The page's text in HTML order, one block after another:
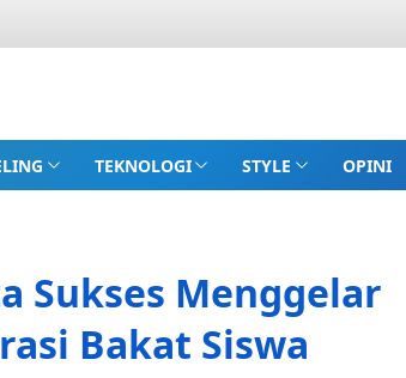
TEKNOLOGI STYLE OPINI
Sukses Menggelar
Bakat Siswa